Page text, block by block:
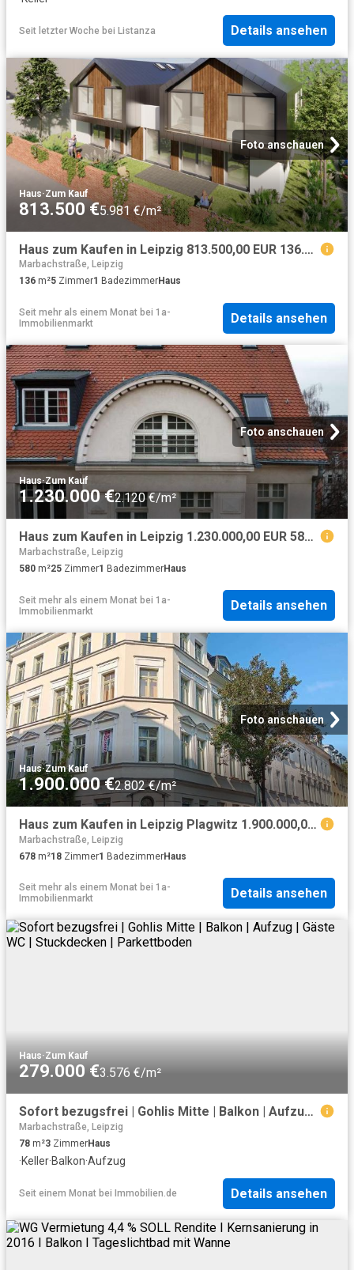
Seit letzter Woche bei Listanza Details ansehen
Foto anschauen
Haus·Zum Kauf
813.500 €5.981 €/m²
Haus zum Kaufen in Leipzig 813.500,00 EUR 136.43 m²
Marbachstraße, Leipzig
136 m²5 Zimmer1 BadezimmerHaus
Seit mehr als einem Monat bei 1a-
Immobilienmarkt
Details ansehen
Foto anschauen
Haus·Zum Kauf
1.230.000 €2.120 €/m²
Haus zum Kaufen in Leipzig 1.230.000,00 EUR 580.64 m²
Marbachstraße, Leipzig
580 m²25 Zimmer1 BadezimmerHaus
Seit mehr als einem Monat bei 1a-
Immobilienmarkt
Details ansehen
Foto anschauen
Haus·Zum Kauf
1.900.000 €2.802 €/m²
Haus zum Kaufen in Leipzig Plagwitz 1.900.000,00 EUR 678 m²
Marbachstraße, Leipzig
678 m²18 Zimmer1 BadezimmerHaus
Seit mehr als einem Monat bei 1a-
Immobilienmarkt
Details ansehen
Haus·Zum Kauf
279.000 €3.576 €/m²
Sofort bezugsfrei | Gohlis Mitte | Balkon | Aufzug | Gäste WC | Stuckdecken | Parkettboden
Marbachstraße, Leipzig
78 m²3 ZimmerHaus
·Keller·Balkon·Aufzug
Seit einem Monat bei Immobilien.de Details ansehen